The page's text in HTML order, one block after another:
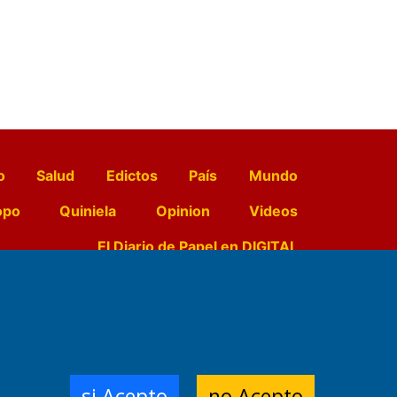
Salud Edictos País
Mundo
Quiniela Opinion
Videos
El Diario de Papel en DIGITAL